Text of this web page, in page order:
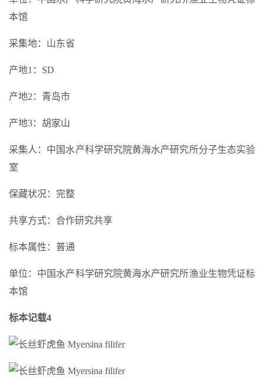
本馆
采集地：山东省
产地1：SD
产地2：青岛市
产地3：胡家山
采集人：中国水产科学研究院黄海水产研究所分子生态实验
室
保藏状况：完整
共享方式：合作研究共享
标本属性：普通
单位：中国水产科学研究院黄海水产研究所渔业生物凭证标
本馆
标本记载4